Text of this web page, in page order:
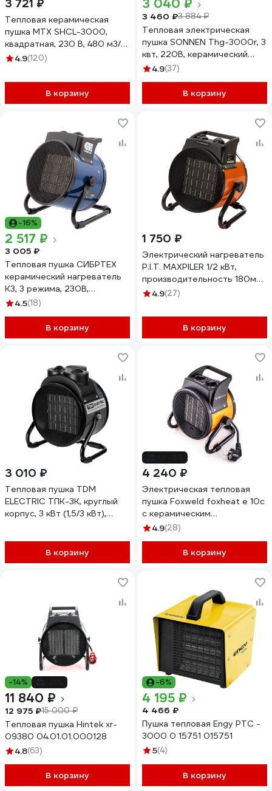
3 721 ₽
Тепловая керамическая
пушка MTX SHCL-3000,
квадратная, 230 В, 480 м3/ч,
1/3 кВт 96403
4.9(120)
В корзину
3 040 ₽
3 460 ₽3 884 ₽
Тепловая электрическая
пушка SONNEN Thg-3000r, 3
квт, 220В, керамический
нагреватель, 456193
4.9(37)
В корзину
-16%
2 517 ₽
3 005 ₽
Тепловая пушка СИБРТЕХ
керамический нагреватель
K3, 3 режима, 230В,
1500/3000 Вт 96404
4.5(18)
В корзину
1 750 ₽
Электрический нагреватель
P.I.T. MAXPILER 1/2 кВт,
производительность 180м3/
ч, площадь обогрева 20м2,
MEH-2001
4.9(27)
В корзину
3 010 ₽
Тепловая пушка TDM
ELECTRIC ТПК-3К, круглый
корпус, 3 кВт (1,5/3 кВт),
нагревательный элемент
SQ2520-0106
В корзину
4 240 ₽
Электрическая тепловая
пушка Foxweld foxheat e 10c
с керамическим
нагревательным элементом,
4.9(28)
В корзину
-14%
11 840 ₽
12 975 ₽15 000 ₽
Тепловая пушка Hintek xr-
09380 04.01.01.000128
4.8(63)
В корзину
-6%
4 195 ₽
4 466 ₽
Пушка тепловая Engy PTC -
3000 0 15751 015751
5(4)
В корзину